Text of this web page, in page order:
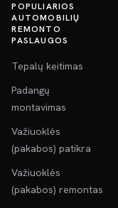
POPULIARIOS
AUTOMOBILIŲ
REMONTO
PASLAUGOS
Tepalų keitimas
Padangų
montavimas
Važiuoklės
(pakabos) patikra
Važiuoklės
(pakabos) remontas